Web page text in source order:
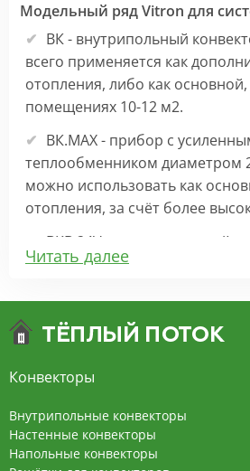
Модельный ряд Vitron для
ВК - внутрипольный
всего применяется как
отопления, либо как
помещениях 10-12 м2.
ВК.МАХ - прибор с
теплообменником диаметром
можно использовать как
отопления, за счёт более
ВКВ 24V – внутрипольный
отопления с вентилятором на
экономит электроэнергию и
конвекцией на 220В. За счет
вентилятора создает
конвекцию, что позволяет
помещения большой площади.
Читать далее
Конвекторы
Внутрипольные конвекторы
Настенные конвекторы
Напольные конвекторы